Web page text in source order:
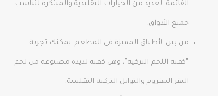
القائمة العديد من الخيارات التقليدية والمبتكرة لتناسب
جميع الأذواق.
من بين الأطباق المميزة في المطعم، يمكنك تجربة
“كفتة اللحم التركية”، وهي كفتة لذيذة مصنوعة من لحم
البقر المفروم والتوابل التركية التقليدية.